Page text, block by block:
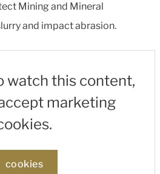
Mining and Mineral
and impact abrasion.
watch this content,
marketing
cookies